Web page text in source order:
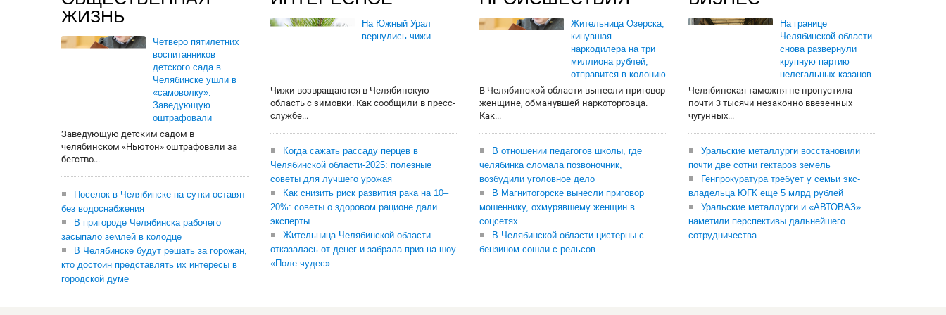
ЖИЗНЬ
Четверо пятилетних
воспитанников
детского сада в
Челябинске ушли в
«самоволку».
Заведующую
оштрафовали
Заведующую детским садом в
челябинском «Ньютон» оштрафовали за
бегство...
Поселок в Челябинске на сутки оставят
без водоснабжения
В пригороде Челябинска рабочего
засыпало землей в колодце
В Челябинске будут решать за горожан,
кто достоин представлять их интересы в
городской думе
На Южный Урал
вернулись чижи
Чижи возвращаются в Челябинскую
область с зимовки. Как сообщили в пресс-
службе...
Когда сажать рассаду перцев в
Челябинской области-2025: полезные
советы для лучшего урожая
Как снизить риск развития рака на 10–
20%: советы о здоровом рационе дали
эксперты
Жительница Челябинской области
отказалась от денег и забрала приз на шоу
«Поле чудес»
Жительница Озерска,
кинувшая
наркодилера на три
миллиона рублей,
отправится в колонию
В Челябинской области вынесли приговор
женщине, обманувшей наркоторговца.
Как...
В отношении педагогов школы, где
челябинка сломала позвоночник,
возбудили уголовное дело
В Магнитогорске вынесли приговор
мошеннику, охмурявшему женщин в
соцсетях
В Челябинской области цистерны с
бензином сошли с рельсов
На границе
Челябинской области
снова развернули
крупную партию
нелегальных казанов
Челябинская таможня не пропустила
почти 3 тысячи незаконно ввезенных
чугунных...
Уральские металлурги восстановили
почти две сотни гектаров земель
Генпрокуратура требует у семьи экс-
владельца ЮГК еще 5 млрд рублей
Уральские металлурги и «АВТОВАЗ»
наметили перспективы дальнейшего
сотрудничества